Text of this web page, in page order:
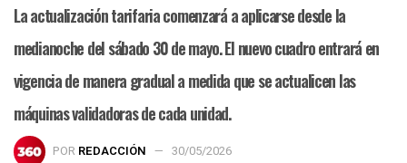
La actualización tarifaria comenzará a aplicarse desde la
medianoche del sábado 30 de mayo. El nuevo cuadro entrará en
vigencia de manera gradual a medida que se actualicen las
máquinas validadoras de cada unidad.
POR REDACCIÓN 30/05/2026